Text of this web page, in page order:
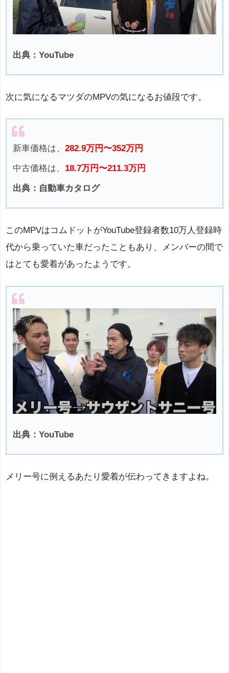
出典：YouTube
次に気になるマツダのMPVの気になるお値段です。
新車価格は、 282.9万円〜352万円
中古価格は、 18.7万円〜211.3万円
出典：自動車カタログ
このMPVはコムドットがYouTube登録者数10万人登録時
代から乗っていた車だったこともあり、メンバーの間で
はとても愛着があったようです。
出典：YouTube
メリー号に例えるあたり愛着が伝わってきますよね。